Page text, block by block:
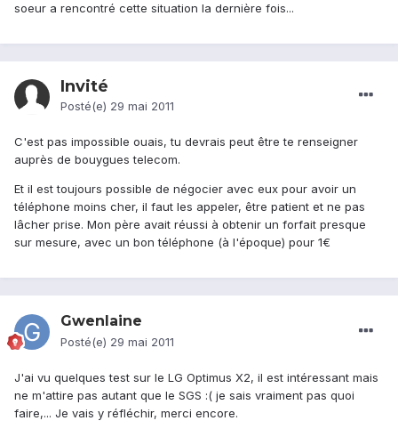
soeur a rencontré cette situation la dernière fois...
Invité
Posté(e) 29 mai 2011
C'est pas impossible ouais, tu devrais peut être te renseigner
auprès de bouygues telecom.
Et il est toujours possible de négocier avec eux pour avoir un
téléphone moins cher, il faut les appeler, être patient et ne pas
lâcher prise. Mon père avait réussi à obtenir un forfait presque
sur mesure, avec un bon téléphone (à l'époque) pour 1€
Gwenlaine
Posté(e) 29 mai 2011
J'ai vu quelques test sur le LG Optimus X2, il est intéressant mais
ne m'attire pas autant que le SGS :( je sais vraiment pas quoi
faire,... Je vais y réfléchir, merci encore.